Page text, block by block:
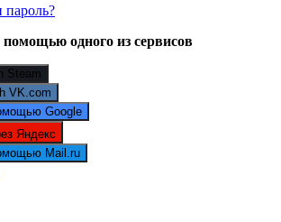
пароль?
одного из сервисов
Steam
VK.com
Google
Яндекс
Mail.ru